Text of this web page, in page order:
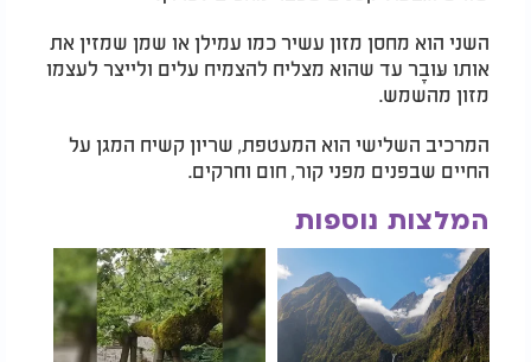
השני הוא מחסן מזון עשיר כמו עמילן או שמן שמזין את
אותו עּוּבָר עד שהוא מצליח להצמיח עלים ולייצר לעצמו
מזון מהשמש.
המרכיב השלישי הוא המעטפת, שריון קשיח המגן על
החיים שבפנים מפני קור, חום וחרקים.
המלצות נוספות